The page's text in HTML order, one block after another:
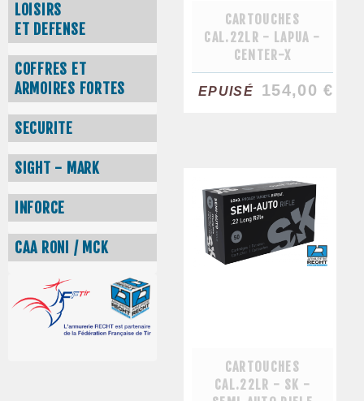
LOISIRS
ET DEFENSE
COFFRES ET
ARMOIRES FORTES
SECURITE
SIGHT - MARK
INFORCE
CAA RONI / MCK
CARTOUCHES
CAL.22LR - LAPUA -
CENTER-X
EPUISÉ 154,00 €
CARTOUCHES
CAL.22LR - SK -